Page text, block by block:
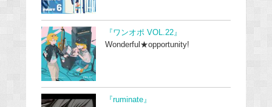
『ワンオポ VOL.22』
Wonderful★opportunity!
『ruminate』